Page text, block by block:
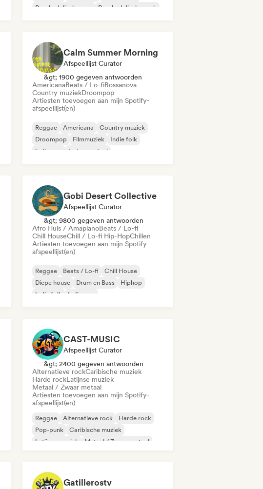
Psychedelische pop
Psychedelische rock
Calm Summer Morning
Afspeellijst Curator
&gt; 1900 gegeven antwoorden
AmericanaBeats / Lo-fiBossanova
Country muziekDroompop
Artiesten toevoegen aan mijn Spotify-
afspeellijst(en)
Reggae Americana
Country muziek
Droompop
Filmmuziek
Indie folk
Indie pop
Instrumentaal
Gobi Desert Collective
Afspeellijst Curator
&gt; 9800 gegeven antwoorden
Afro Huis / AmapianoBeats / Lo-fi
Chill HouseChill / Lo-fi Hip-HopChillen
Artiesten toevoegen aan mijn Spotify-
afspeellijst(en)
Reggae Beats / Lo-fi
Chill House
Diepe house
Drum en Bass
Hiphop
Indie folk
Indie pop
CAST-MUSIC
Afspeellijst Curator
&gt; 2400 gegeven antwoorden
Alternatieve rockCaribische muziek
Harde rockLatijnse muziek
Metaal / Zwaar metaal
Artiesten toevoegen aan mijn Spotify-
afspeellijst(en)
Reggae Alternatieve rock
Harde rock
Pop-punk
Caribische muziek
Latijnse muziek
Metaal / Zwaar metaal
Gatillerostv